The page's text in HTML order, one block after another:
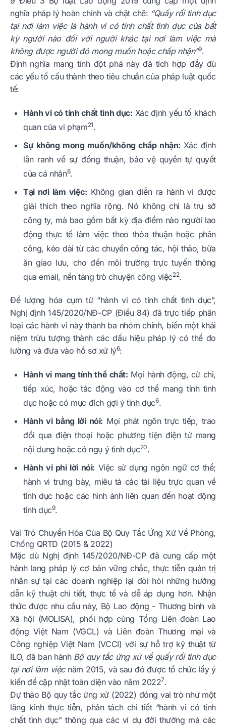
nghĩa pháp lý hoàn chỉnh và chặt chẽ: “Quấy rối tình dục
tại nơi làm việc là hành vi có tính chất tình dục của bất
kỳ người nào đối với người khác tại nơi làm việc mà
không được người đó mong muốn hoặc chấp nhận”9.
Định nghĩa mang tính đột phá này đã tích hợp đầy đủ
các yếu tố cấu thành theo tiêu chuẩn của pháp luật quốc
tế:
Hành vi có tính chất tình dục: Xác định yếu tố khách
quan của vi phạm21.
Sự không mong muốn/không chấp nhận: Xác định
lằn ranh về sự đồng thuận, bảo vệ quyền tự quyết
của cá nhân6.
Tại nơi làm việc: Không gian diễn ra hành vi được
giải thích theo nghĩa rộng. Nó không chỉ là trụ sở
công ty, mà bao gồm bất kỳ địa điểm nào người lao
động thực tế làm việc theo thỏa thuận hoặc phân
công, kéo dài từ các chuyến công tác, hội thảo, bữa
ăn giao lưu, cho đến môi trường trực tuyến thông
qua email, nền tảng trò chuyện công việc22.
Để lượng hóa cụm từ “hành vi có tính chất tình dục”,
Nghị định 145/2020/NĐ-CP (Điều 84) đã trực tiếp phân
loại các hành vi này thành ba nhóm chính, biến một khái
niệm trừu tượng thành các dấu hiệu pháp lý có thể đo
lường và đưa vào hồ sơ xử lý6:
Hành vi mang tính thể chất: Mọi hành động, cử chỉ,
tiếp xúc, hoặc tác động vào cơ thể mang tính tình
dục hoặc có mục đích gợi ý tình dục6.
Hành vi bằng lời nói: Mọi phát ngôn trực tiếp, trao
đổi qua điện thoại hoặc phương tiện điện tử mang
nội dung hoặc có ngụ ý tình dục20.
Hành vi phi lời nói: Việc sử dụng ngôn ngữ cơ thể;
hành vi trưng bày, miêu tả các tài liệu trực quan về
tình dục hoặc các hình ảnh liên quan đến hoạt động
tình dục9.
Vai Trò Chuyển Hóa Của Bộ Quy Tắc Ứng Xử Về Phòng,
Chống QRTD (2015 & 2022)
Mặc dù Nghị định 145/2020/NĐ-CP đã cung cấp một
hành lang pháp lý cơ bản vững chắc, thực tiễn quản trị
nhân sự tại các doanh nghiệp lại đòi hỏi những hướng
dẫn kỹ thuật chi tiết, thực tế và dễ áp dụng hơn. Nhận
thức được nhu cầu này, Bộ Lao động - Thương binh và
Xã hội (MOLISA), phối hợp cùng Tổng Liên đoàn Lao
động Việt Nam (VGCL) và Liên đoàn Thương mại và
Công nghiệp Việt Nam (VCCI) với sự hỗ trợ kỹ thuật từ
ILO, đã ban hành Bộ quy tắc ứng xử về quấy rối tình dục
tại nơi làm việcnăm 2015, và sau đó được tổ chức lấy ý
kiến để cập nhật toàn diện vào năm 20227.
Dự thảo Bộ quy tắc ứng xử (2022) đóng vai trò như một
lăng kính thực tiễn, phân tách chi tiết “hành vi có tính
chất tình dục” thông qua các ví dụ đời thường mà các